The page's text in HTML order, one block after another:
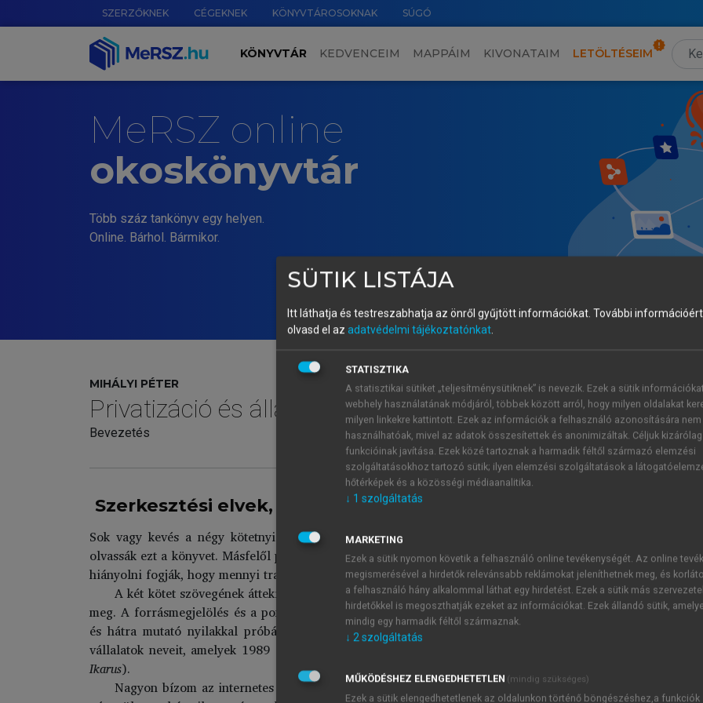
SZERZŐKNEK CÉGEKNEK KÖNYVTÁROSOKNAK SÚGÓ
KÖNYVTÁR KEDVENCEIM MAPPÁIM KIVONATAIM LETÖLTÉSEIM
MeRSZ online
okoskönyvtár
Több száz tankönyv egy helyen.
Online. Bárhol. Bármikor.
MIHÁLYI PÉTER
Privatizáció és államosítás Magyarországon I.
Bevezetés
Szerkesztési elvek, források
Sok vagy kevés a négy kötetnyi terjedelem? Ahhoz nyilván sok, hogy nagy számban legyenek olyan
olvassák ezt a könyvet. Másfelől persze kevés is a négy kötet. Évek, évtizedek múlva a kérdéskör kutatói,
hiányolni fogják, hogy mennyi tranzakció és mennyi részlet maradt még így is feltáratlan.
A két kötet szövegének áttekinthetősége érdekében az okfejtés illusztrálását célzó, kiegészítő
meg. A forrásmegjelölés és a pontosító megjegyzések általában a lábjegyzetbe kerültek. Az egymással
és hátra mutató nyilakkal próbáltam meg segíteni, ahol a számok az alfejezetekre, szakaszaikra
vállalatok neveit, amelyek 1989 előtt állami tulajdonban voltak, minden egyes fejezetben az első
Ikarus).
Nagyon bízom az internetes technológia jövőbeni fejlődésében. A könyv felkerül a világhálóra,
SÜTIK LISTÁJA
Itt láthatja és testreszabhatja az önről gyűjtött információkat. További
olvasd el az adatvédelmi tájékoztatónkat.
STATISZTIKA
A statisztikai sütiket „teljesítménysütiknek” is nevezik. Ezek a sütik
webhely használatának módjáról, többek között arról, hogy milyen oldalakat
milyen linkekre kattintott. Ezek az információk a felhasználó azonosítására nem
használhatóak, mivel az adatok összesítettek és anonimizáltak. Céljuk kizárólag
funkcióinak javítása. Ezek közé tartoznak a harmadik féltől származó elemzési
szolgáltatásokhoz tartozó sütik; ilyen elemzési szolgáltatások a
hőtérképek és a közösségi médiaanalitika.
↓ 1 szolgáltatás
MARKETING
Ezek a sütik nyomon követik a felhasználó online tevékenységét. Az online
megismerésével a hirdetők relevánsabb reklámokat jeleníthetnek meg, és
a felhasználó hány alkalommal láthat egy hirdetést. Ezek a sütik más
hirdetőkkel is megoszthatják ezeket az információkat. Ezek állandó sütik,
mindig egy harmadik féltől származnak.
↓ 2szolgáltatás
MŰKÖDÉSHEZ ELENGEDHETETLEN (mindig szükséges)
Ezek a sütik elengedhetetlenek az oldalunkon történő böngészéshez,a funkciók